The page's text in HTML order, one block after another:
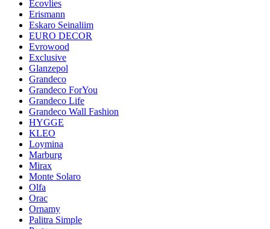
Ecovlies
Erismann
Eskaro Seinaliim
EURO DECOR
Evrowood
Exclusive
Glanzepol
Grandeco
Grandeco ForYou
Grandeco Life
Grandeco Wall Fashion
HYGGE
KLEO
Loymina
Marburg
Mirax
Monte Solaro
Olfa
Orac
Ornamy
Palitra Simple